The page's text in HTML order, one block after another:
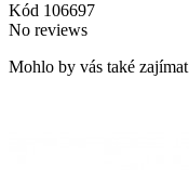
Kód 106697
No reviews
Mohlo by vás také zajímat